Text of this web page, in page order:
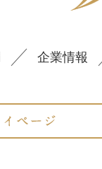
企業情報